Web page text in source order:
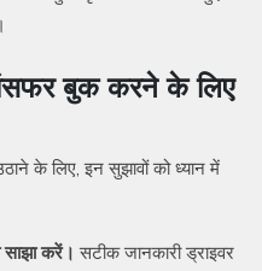
बुक करने के लिए
के लिए, इन सुझावों को ध्यान में
साझा करें। सटीक जानकारी ड्राइवर